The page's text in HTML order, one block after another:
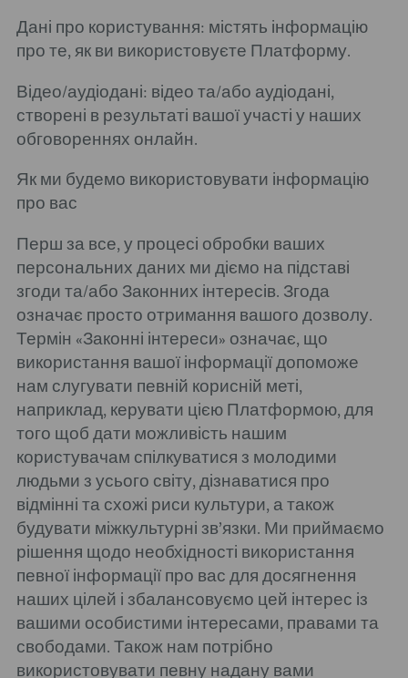
Дані про користування: містять інформацію
про те, як ви використовуєте Платформу.
Відео/аудіодані: відео та/або аудіодані,
створені в результаті вашої участі у наших
обговореннях онлайн.
Як ми будемо використовувати інформацію
про вас
Перш за все, у процесі обробки ваших
персональних даних ми діємо на підставі
згоди та/або Законних інтересів. Згода
означає просто отримання вашого дозволу.
Термін «Законні інтереси» означає, що
використання вашої інформації допоможе
нам слугувати певній корисній меті,
наприклад, керувати цією Платформою, для
того щоб дати можливість нашим
користувачам спілкуватися з молодими
людьми з усього світу, дізнаватися про
відмінні та схожі риси культури, а також
будувати міжкультурні зв’язки. Ми приймаємо
рішення щодо необхідності використання
певної інформації про вас для досягнення
наших цілей і збалансовуємо цей інтерес із
вашими особистими інтересами, правами та
свободами. Також нам потрібно
використовувати певну надану вами